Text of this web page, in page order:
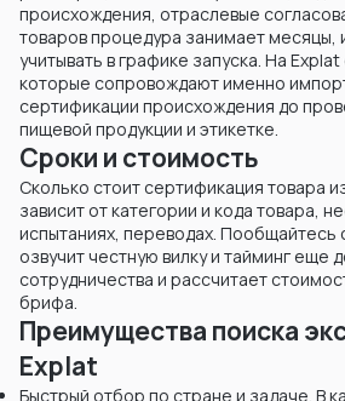
происхождения, отраслевые
товаров процедура занимает месяцы,
учитывать в графике запуска. На
которые сопровождают именно
сертификации происхождения до
пищевой продукции и этикетке.
Сроки и стоимость
Сколько стоит сертификация товара
зависит от категории и кода товара,
испытаниях, переводах.
озвучит честную вилку и тайминг еще
сотрудничества и рассчитает
брифа.
Преимущества поиска
Explat
Быстрый отбор по стране и задаче. В